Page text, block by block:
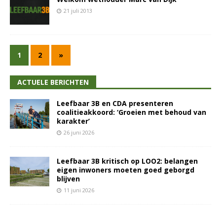
21 juli 2013
1 2 »
ACTUELE BERICHTEN
Leefbaar 3B en CDA presenteren
coalitieakkoord: ‘Groeien met behoud van
karakter’
26 juni 2026
Leefbaar 3B kritisch op LOO2: belangen
eigen inwoners moeten goed geborgd
blijven
11 juni 2026